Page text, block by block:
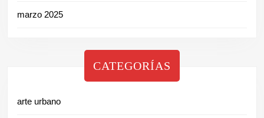
marzo 2025
CATEGORÍAS
arte urbano